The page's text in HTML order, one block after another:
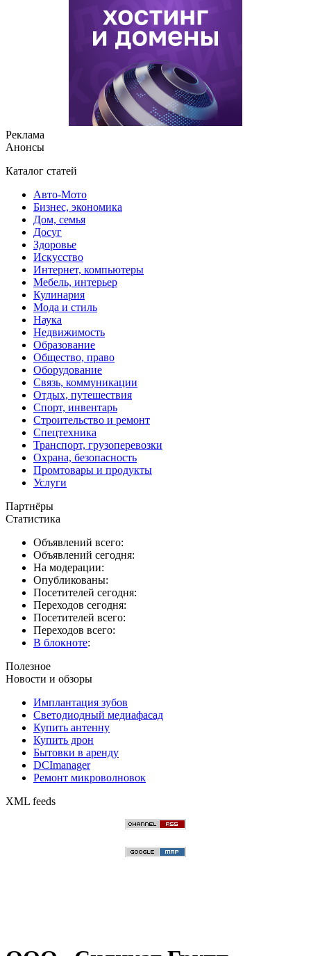
Реклама
Анонсы
Каталог статей
Авто-Мото
Бизнес, экономика
Дом, семья
Досуг
Здоровье
Искусство
Интернет, компьютеры
Мебель, интерьер
Кулинария
Мода и стиль
Наука
Недвижимость
Образование
Общество, право
Оборудование
Связь, коммуникации
Отдых, путешествия
Спорт, инвентарь
Строительство и ремонт
Спецтехника
Транспорт, грузоперевозки
Охрана, безопасность
Промтовары и продукты
Услуги
Партнёры
Статистика
Объявлений всего:
Объявлений сегодня:
На модерации:
Опубликованы:
Посетителей сегодня:
Переходов сегодня:
Посетителей всего:
Переходов всего:
В блокноте:
Полезное
Новости и обзоры
Имплантация зубов
Светодиодный медиафасад
Купить антенну
Купить дрон
Бытовки в аренду
DCImanager
Ремонт микроволновок
XML feeds